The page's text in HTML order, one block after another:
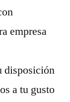
empresa
disposición
a tu gusto